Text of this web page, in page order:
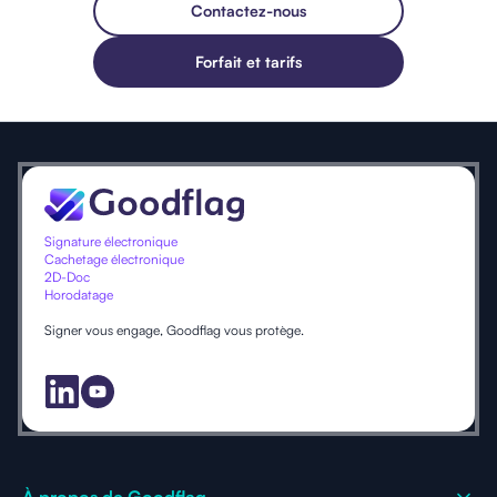
Contactez-nous
Forfait et tarifs
Signature électronique
Cachetage électronique
2D-Doc
Horodatage
Signer vous engage, Goodflag vous protège.